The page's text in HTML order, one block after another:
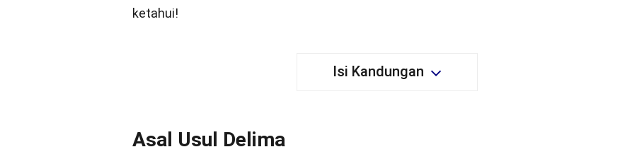
ketahui!
Isi Kandungan
Asal Usul Delima